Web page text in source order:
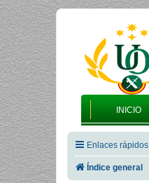
INICIO
Enlaces rápidos
Índice general